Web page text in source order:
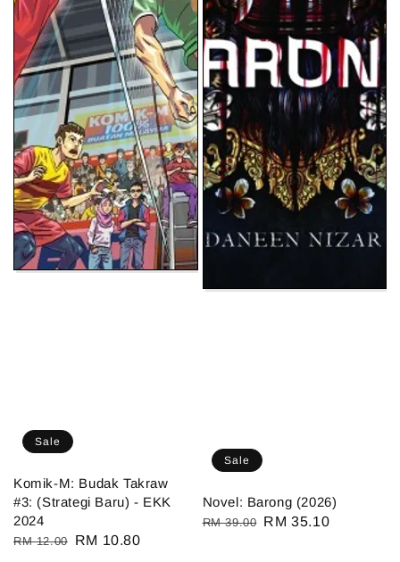
Sale
Komik-M: Budak Takraw
#3: (Strategi Baru) - EKK
2024
Regular
RM 12.00
Sale
RM 10.80
Sale
Novel: Barong (2026)
Regular
RM 39.00 Sale
RM 35.10